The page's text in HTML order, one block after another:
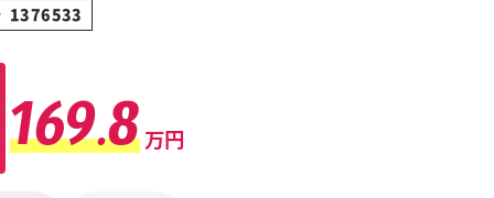
1376533
169.8 万円